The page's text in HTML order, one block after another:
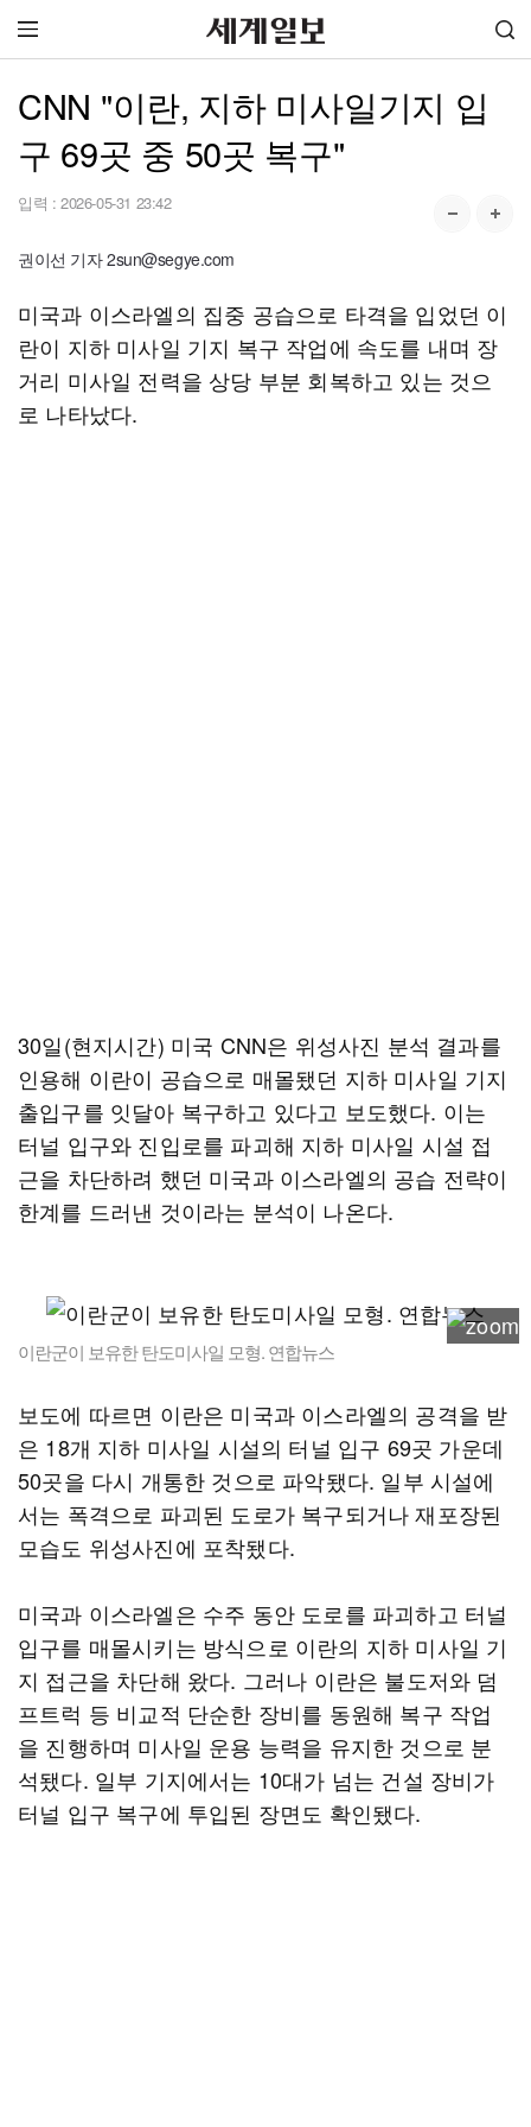
CNN "이란, 지하 미사일기지 입
구 69곳 중 50곳 복구"
입력 : 2026-05-31 23:42
권이선 기자 2sun@segye.com
미국과 이스라엘의 집중 공습으로 타격을 입었던 이
란이 지하 미사일 기지 복구 작업에 속도를 내며 장
거리 미사일 전력을 상당 부분 회복하고 있는 것으
로 나타났다.
30일(현지시간) 미국 CNN은 위성사진 분석 결과를
인용해 이란이 공습으로 매몰됐던 지하 미사일 기지
출입구를 잇달아 복구하고 있다고 보도했다. 이는
터널 입구와 진입로를 파괴해 지하 미사일 시설 접
근을 차단하려 했던 미국과 이스라엘의 공습 전략이
한계를 드러낸 것이라는 분석이 나온다.
이란군이 보유한 탄도미사일 모형. 연합뉴스
보도에 따르면 이란은 미국과 이스라엘의 공격을 받
은 18개 지하 미사일 시설의 터널 입구 69곳 가운데
50곳을 다시 개통한 것으로 파악됐다. 일부 시설에
서는 폭격으로 파괴된 도로가 복구되거나 재포장된
모습도 위성사진에 포착됐다.
미국과 이스라엘은 수주 동안 도로를 파괴하고 터널
입구를 매몰시키는 방식으로 이란의 지하 미사일 기
지 접근을 차단해 왔다. 그러나 이란은 불도저와 덤
프트럭 등 비교적 단순한 장비를 동원해 복구 작업
을 진행하며 미사일 운용 능력을 유지한 것으로 분
석됐다. 일부 기지에서는 10대가 넘는 건설 장비가
터널 입구 복구에 투입된 장면도 확인됐다.